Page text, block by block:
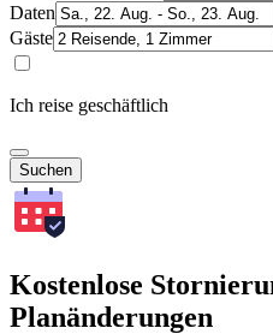
Daten
Gäste
Ich reise geschäftlich
Suchen
Kostenlose
Planänderungen